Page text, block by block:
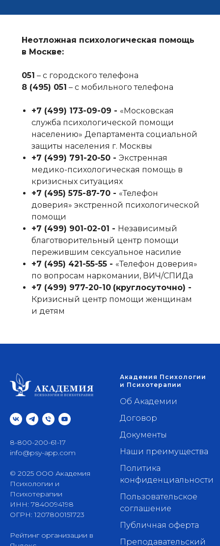
Неотложная психологическая помощь
в Москве:
051 – с городского телефона
8 (495) 051 – с мобильного телефона
+7 (499) 173-09-09‬ - «Московская
служба психологической помощи
населению» Департамента социальной
защиты населения г. Москвы
+7 (499) 791-20-50‬ - Экстренная
медико-психологическая помощь в
кризисных ситуациях
+7 (495) 575-87-70‬ - «Телефон
доверия» экстренной психологической
помощи
+7 (499) 901-02-01‬ - Независимый
благотворительный центр помощи
пережившим сексуальное насилие
+7 (495) 421-55-55‬ - «Телефон доверия»
по вопросам наркомании, ВИЧ/СПИДа
+7 (499) 977-20-10 (круглосуточно) -
Кризисный центр помощи женщинам
и детям
8-800-200-61-17
info@psy-app.com
© 2025 ООО Академия
Психологии и
Психотерапии
ИНН: 7840094198
ОГРН: 1207800151723
Рейтинг организации в
Академия Психологии
и Психотерапии
Об Академии
Договор
Документы
Наши преимущества
Политика
конфиденциальности
Пользовательское
соглашение
Публичная оферта
Преподавательский